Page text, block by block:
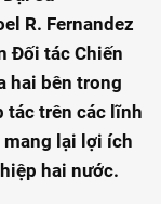
R. Fernandez
Đối tác Chiến
hai bên trong
tác trên các lĩnh
mang lại lợi ích
hai nước.